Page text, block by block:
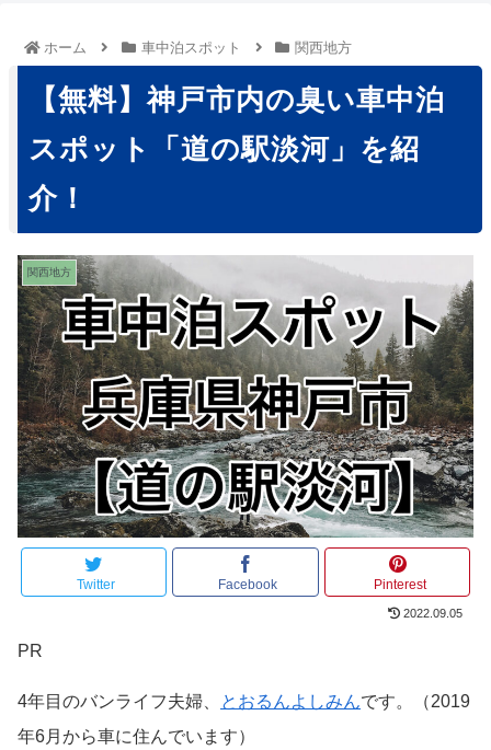
ホーム 車中泊スポット 関西地方
【無料】神戸市内の臭い車中泊
スポット「道の駅淡河」を紹
介！
関西地方
Twitter Facebook Pinterest
2022.09.05
PR
4年目のバンライフ夫婦、 とおるんよしみんです。（2019
年6月から車に住んでいます）